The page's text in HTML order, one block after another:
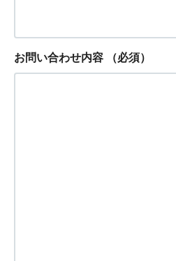
お問い合わせ内容 （必須）